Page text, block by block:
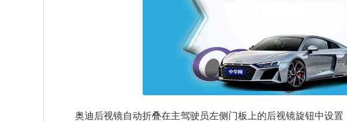
奥迪后视镜自动折叠在主驾驶员左侧门板上的后视镜旋钮中设置